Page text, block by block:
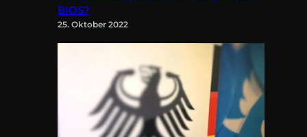
BIOS?
25. Oktober 2022